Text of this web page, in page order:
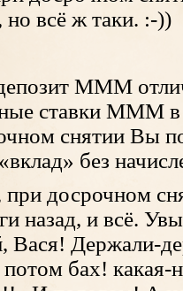
но всё ж таки. :-))
МММ
ставки МММ
снятии Вы
без
досрочном
назад, и всё.
Вася! Держали-
бах! какая-